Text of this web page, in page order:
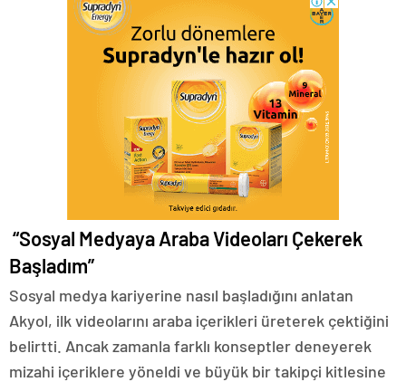
“Sosyal Medyaya Araba Videoları Çekerek
Başladım”
Sosyal medya kariyerine nasıl başladığını anlatan
Akyol, ilk videolarını araba içerikleri üreterek çektiğini
belirtti. Ancak zamanla farklı konseptler deneyerek
mizahi içeriklere yöneldi ve büyük bir takipçi kitlesine